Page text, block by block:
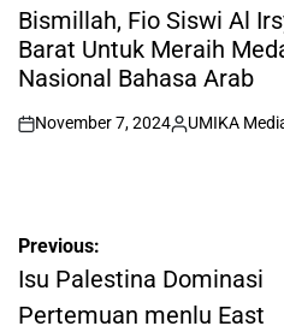
IN
Bismillah, Fio Siswi Al
Barat Untuk Meraih
Nasional Bahasa Arab
on
November 7, 2024
Posted
UMIKA
Post
navigation
Previous:
Isu Palestina Dominasi
Pertemuan menlu East